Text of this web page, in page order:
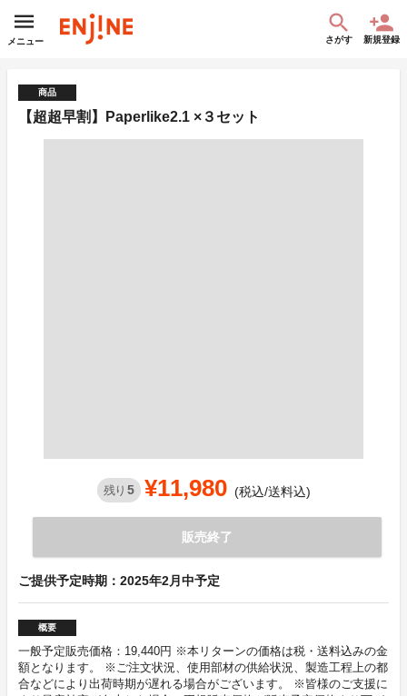
メニュー さがす 新規登録
商品
【超超早割】Paperlike2.1 ×３セット
残り 5 ¥11,980 (税込/送料込)
販売終了
ご提供予定時期：2025年2月中予定
概要
一般予定販売価格：19,440円 ※本リターンの価格は税・送料込みの金
額となります。 ※ご注文状況、使用部材の供給状況、製造工程上の都
合などにより出荷時期が遅れる場合がございます。 ※皆様のご支援に